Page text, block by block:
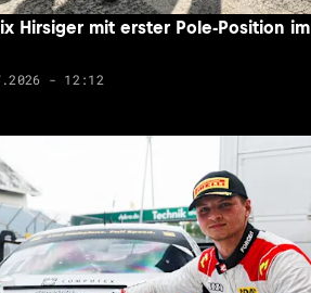
Hirsiger mit erster Pole-Position im
- 12:12